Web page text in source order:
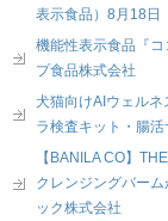
表示食品）8月18日
機能性表示食品『
プ食品株式会社
犬猫向けAIウェル
ラ検査キット・腸
【BANILA CO】
クレンジングバー
ック株式会社